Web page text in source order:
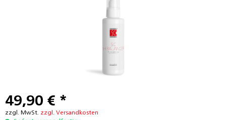
49,90 € *
zzgl. MwSt. zzgl. Versandkosten